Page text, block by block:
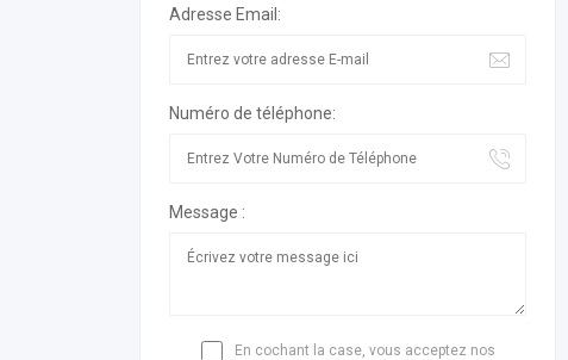
Adresse Email:
Numéro de téléphone:
Message :
En cochant la case, vous acceptez nos